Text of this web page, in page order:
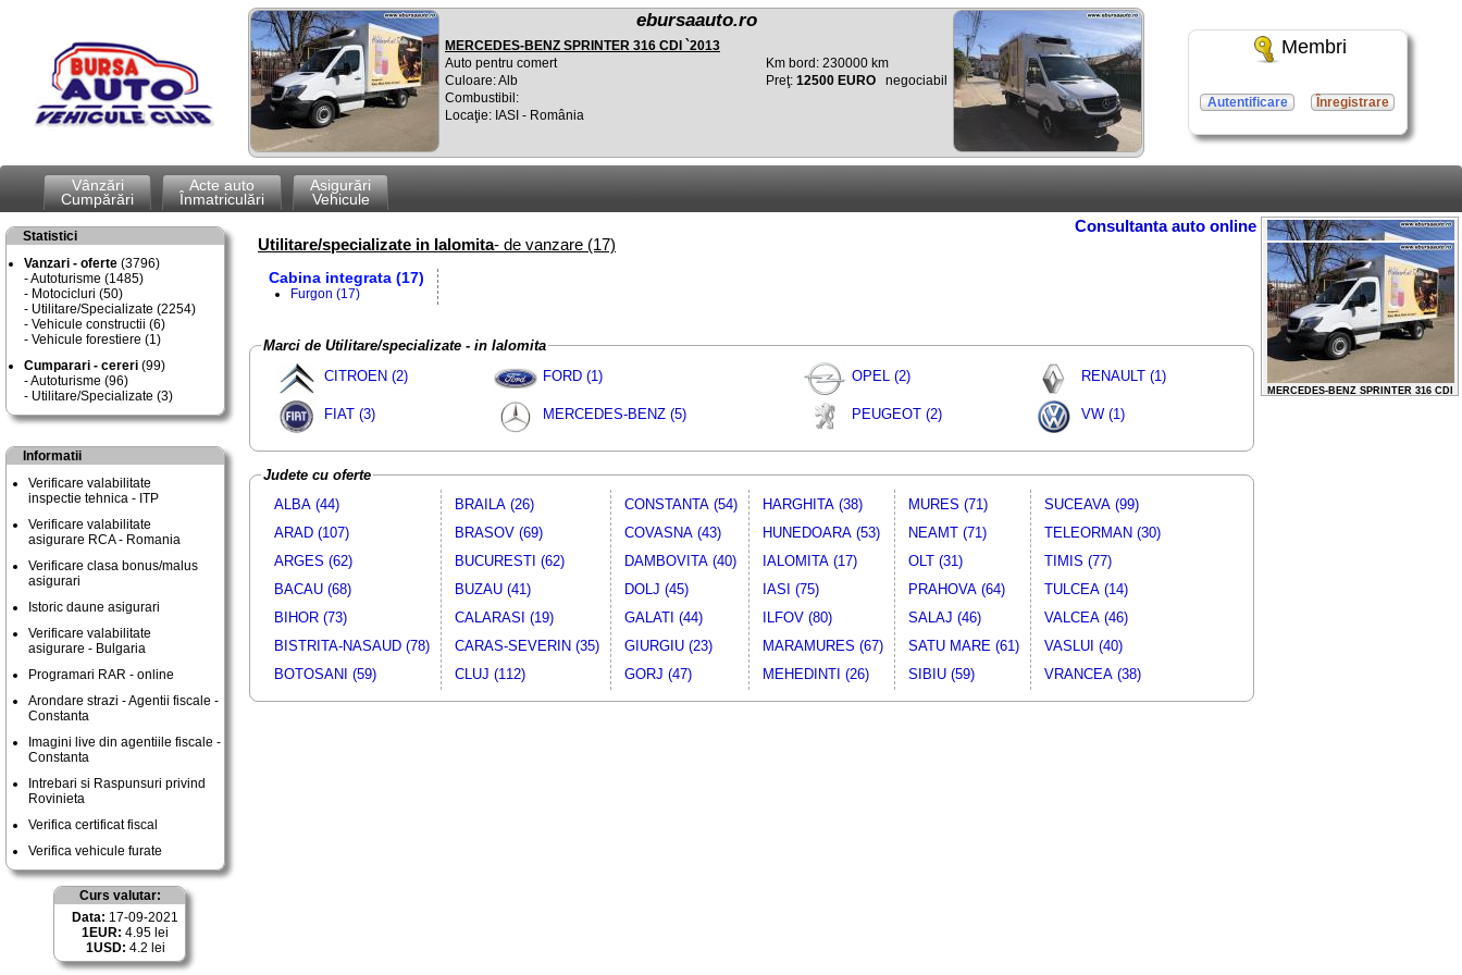
ebursaauto.ro
MERCEDES-BENZ SPRINTER 316 CDI `2013
Auto pentru comert
Culoare: Alb
Combustibil:
Locaţie: IASI - România
Km bord: 230000 km
Preţ: 12500 EURO negociabil
Membri
Autentificare Înregistrare
Vânzări
Cumpărări
Acte auto
Înmatriculări
Asigurări
Vehicule
Statistici
Vanzari - oferte (3796)
Autoturisme (1485)
Motocicluri (50)
Utilitare/Specializate (2254)
Vehicule constructii (6)
Vehicule forestiere (1)
Cumparari - cereri (99)
Autoturisme (96)
Utilitare/Specializate (3)
Informatii
Verificare valabilitate
inspectie tehnica - ITP
Verificare valabilitate
asigurare RCA - Romania
Verificare clasa bonus/malus
asigurari
Istoric daune asigurari
Verificare valabilitate
asigurare - Bulgaria
Programari RAR - online
Arondare strazi - Agentii fiscale -
Constanta
Imagini live din agentiile fiscale -
Constanta
Intrebari si Raspunsuri privind
Rovinieta
Verifica certificat fiscal
Verifica vehicule furate
Curs valutar:
Data: 17-09-2021
1EUR: 4.95 lei
1USD: 4.2 lei
Consultanta auto online
Utilitare/specializate in Ialomita- de vanzare (17)
Cabina integrata (17)
Furgon (17)
Marci de Utilitare/specializate - in Ialomita
CITROEN (2)
FIAT (3)
FORD (1)
MERCEDES-BENZ (5)
OPEL (2)
PEUGEOT (2)
RENAULT (1)
VW (1)
Judete cu oferte
ALBA (44)
ARAD (107)
ARGES (62)
BACAU (68)
BIHOR (73)
BISTRITA-NASAUD (78)
BOTOSANI (59)
BRAILA (26)
BRASOV (69)
BUCURESTI (62)
BUZAU (41)
CALARASI (19)
CARAS-SEVERIN (35)
CLUJ (112)
CONSTANTA (54)
COVASNA (43)
DAMBOVITA (40)
DOLJ (45)
GALATI (44)
GIURGIU (23)
GORJ (47)
HARGHITA (38)
HUNEDOARA (53)
IALOMITA (17)
IASI (75)
ILFOV (80)
MARAMURES (67)
MEHEDINTI (26)
MURES (71)
NEAMT (71)
OLT (31)
PRAHOVA (64)
SALAJ (46)
SATU MARE (61)
SIBIU (59)
SUCEAVA (99)
TELEORMAN (30)
TIMIS (77)
TULCEA (14)
VALCEA (46)
VASLUI (40)
VRANCEA (38)
MERCEDES-BENZ SPRINTER 316 CDI